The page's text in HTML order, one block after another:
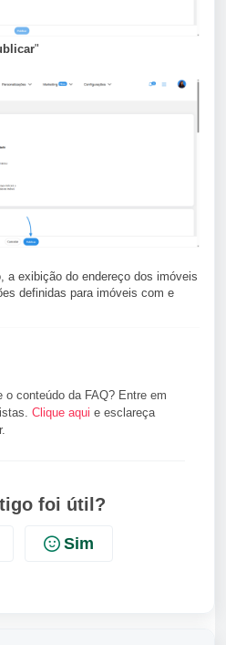
"
a exibição do endereço dos imóveis
definidas para imóveis com e
o conteúdo da FAQ? Entre em
Clique aqui e esclareça
foi útil?
Sim